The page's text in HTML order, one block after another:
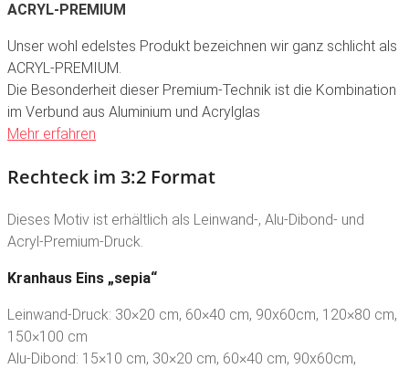
ACRYL-PREMIUM
Unser wohl edelstes Produkt bezeichnen wir ganz schlicht als
ACRYL-PREMIUM.
Die Besonderheit dieser Premium-Technik ist die Kombination
im Verbund aus Aluminium und Acrylglas
Mehr erfahren
Rechteck im 3:2 Format
Dieses Motiv ist erhältlich als Leinwand-, Alu-Dibond- und
Acryl-Premium-Druck.
Kranhaus Eins „sepia“
Leinwand-Druck: 30×20 cm, 60×40 cm, 90x60cm, 120×80 cm,
150×100 cm
Alu-Dibond: 15×10 cm, 30×20 cm, 60×40 cm, 90x60cm,